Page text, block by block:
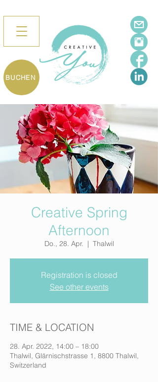
BUCHEN
Creative Spring
Afternoon
Do., 28. Apr.
  |
Thalwil
Registration is closed
See other events
TIME & LOCATION
28. Apr. 2022, 14:00 – 18:00
Thalwil, Glärnischstrasse 1, 8800 Thalwil,
Switzerland